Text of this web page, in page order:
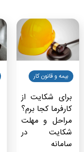
بیمه و قانون کار
برای شکایت از
کارفرما کجا برم؟
مراحل و مهلت
شکایت در
سامانه